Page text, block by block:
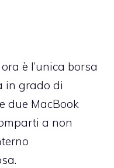
è l’unica borsa
in grado di
due MacBook
a non